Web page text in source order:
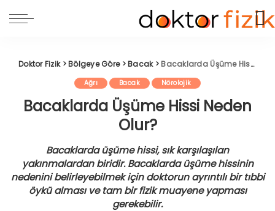
Doktor Fizik>Bölgeye Göre>Bacak> Bacaklarda Üşüme Hissi Neden Olur?
Ağrı Bacak Nörolojik
Bacaklarda Üşüme Hissi Neden
Olur?
Bacaklarda üşüme hissi, sık karşılaşılan
yakınmalardan biridir. Bacaklarda üşüme hissinin
nedenini belirleyebilmek için doktorun ayrıntılı bir tıbbi
öykü alması ve tam bir fizik muayene yapması
gerekebilir.